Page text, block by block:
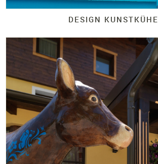
DESIGN KUNSTKÜHE